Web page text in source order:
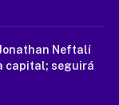
Neftalí
capital; seguirá